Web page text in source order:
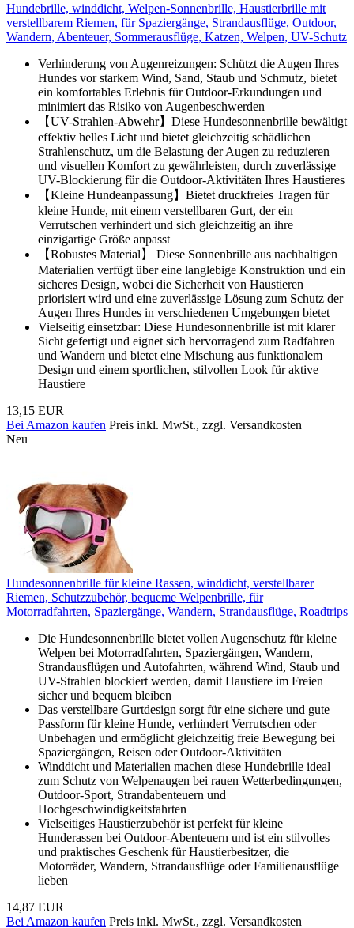
Hundebrille, winddicht, Welpen-Sonnenbrille, Haustierbrille mit
verstellbarem Riemen, für Spaziergänge, Strandausflüge, Outdoor,
Wandern, Abenteuer, Sommerausflüge, Katzen, Welpen, UV-Schutz
Verhinderung von Augenreizungen: Schützt die Augen Ihres
Hundes vor starkem Wind, Sand, Staub und Schmutz, bietet
ein komfortables Erlebnis für Outdoor-Erkundungen und
minimiert das Risiko von Augenbeschwerden
【UV-Strahlen-Abwehr】Diese Hundesonnenbrille bewältigt
effektiv helles Licht und bietet gleichzeitig schädlichen
Strahlenschutz, um die Belastung der Augen zu reduzieren
und visuellen Komfort zu gewährleisten, durch zuverlässige
UV-Blockierung für die Outdoor-Aktivitäten Ihres Haustieres
【Kleine Hundeanpassung】Bietet druckfreies Tragen für
kleine Hunde, mit einem verstellbaren Gurt, der ein
Verrutschen verhindert und sich gleichzeitig an ihre
einzigartige Größe anpasst
【Robustes Material】 Diese Sonnenbrille aus nachhaltigen
Materialien verfügt über eine langlebige Konstruktion und ein
sicheres Design, wobei die Sicherheit von Haustieren
priorisiert wird und eine zuverlässige Lösung zum Schutz der
Augen Ihres Hundes in verschiedenen Umgebungen bietet
Vielseitig einsetzbar: Diese Hundesonnenbrille ist mit klarer
Sicht gefertigt und eignet sich hervorragend zum Radfahren
und Wandern und bietet eine Mischung aus funktionalem
Design und einem sportlichen, stilvollen Look für aktive
Haustiere
13,15 EUR
Bei Amazon kaufen Preis inkl. MwSt., zzgl. Versandkosten
Neu
Hundesonnenbrille für kleine Rassen, winddicht, verstellbarer
Riemen, Schutzzubehör, bequeme Welpenbrille, für
Motorradfahrten, Spaziergänge, Wandern, Strandausflüge, Roadtrips
Die Hundesonnenbrille bietet vollen Augenschutz für kleine
Welpen bei Motorradfahrten, Spaziergängen, Wandern,
Strandausflügen und Autofahrten, während Wind, Staub und
UV-Strahlen blockiert werden, damit Haustiere im Freien
sicher und bequem bleiben
Das verstellbare Gurtdesign sorgt für eine sichere und gute
Passform für kleine Hunde, verhindert Verrutschen oder
Unbehagen und ermöglicht gleichzeitig freie Bewegung bei
Spaziergängen, Reisen oder Outdoor-Aktivitäten
Winddicht und Materialien machen diese Hundebrille ideal
zum Schutz von Welpenaugen bei rauen Wetterbedingungen,
Outdoor-Sport, Strandabenteuern und
Hochgeschwindigkeitsfahrten
Vielseitiges Haustierzubehör ist perfekt für kleine
Hunderassen bei Outdoor-Abenteuern und ist ein stilvolles
und praktisches Geschenk für Haustierbesitzer, die
Motorräder, Wandern, Strandausflüge oder Familienausflüge
lieben
14,87 EUR
Bei Amazon kaufen Preis inkl. MwSt., zzgl. Versandkosten